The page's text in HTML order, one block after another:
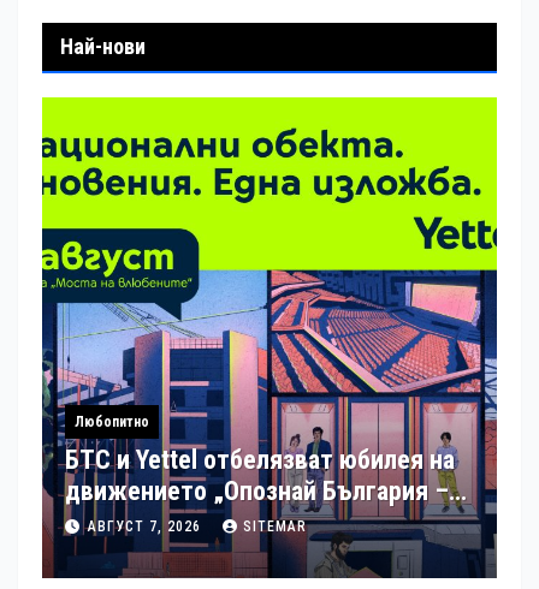
Най-нови
Любопитно
БТС и Yettel отбелязват юбилея на
движението „Опознай България –
100 национални туристически
обекта“ със специална изложба в
АВГУСТ 7, 2026 SITEMAR